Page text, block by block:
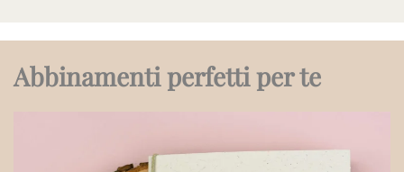
Abbinamenti perfetti per te